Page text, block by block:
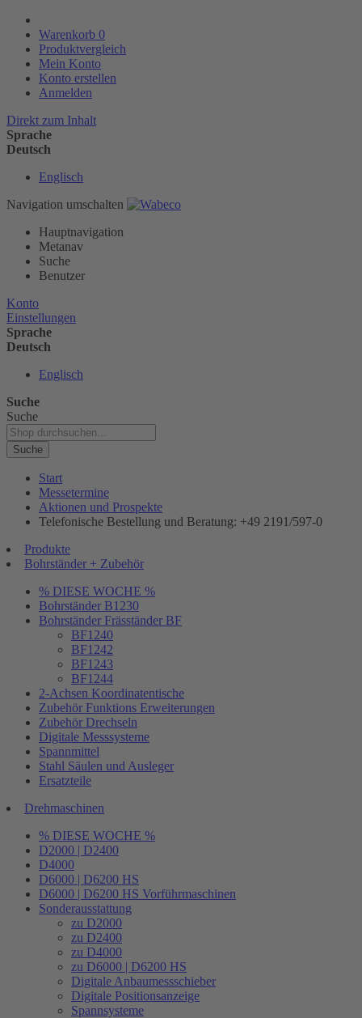
Warenkorb 0
Produktvergleich
Mein Konto
Konto erstellen
Anmelden
Direkt zum Inhalt
Sprache
Deutsch
Englisch
Navigation umschalten
Hauptnavigation
Metanav
Suche
Benutzer
Konto
Einstellungen
Sprache
Deutsch
Englisch
Suche
Suche
Suche
Start
Messetermine
Aktionen und Prospekte
Telefonische Bestellung und Beratung: +49 2191/597-0
Produkte
Bohrständer + Zubehör
% DIESE WOCHE %
Bohrständer B1230
Bohrständer Fräsständer BF
BF1240
BF1242
BF1243
BF1244
2-Achsen Koordinatentische
Zubehör Funktions Erweiterungen
Zubehör Drechseln
Digitale Messsysteme
Spannmittel
Stahl Säulen und Ausleger
Ersatzteile
Drehmaschinen
% DIESE WOCHE %
D2000 | D2400
D4000
D6000 | D6200 HS
D6000 | D6200 HS Vorführmaschinen
Sonderausstattung
zu D2000
zu D2400
zu D4000
zu D6000 | D6200 HS
Digitale Anbaumessschieber
Digitale Positionsanzeige
Spannsysteme